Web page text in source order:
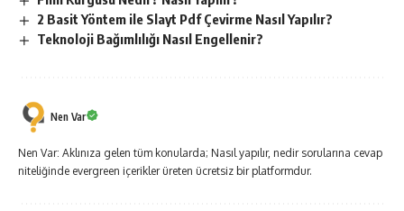
2 Basit Yöntem ile Slayt Pdf Çevirme Nasıl Yapılır?
Teknoloji Bağımlılığı Nasıl Engellenir?
Nen Var
Nen Var: Aklınıza gelen tüm konularda; Nasıl yapılır, nedir sorularına cevap
niteliğinde evergreen içerikler üreten ücretsiz bir platformdur.